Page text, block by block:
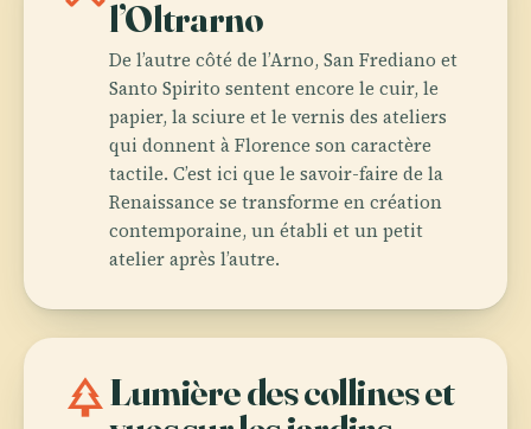
l’Oltrarno
De l’autre côté de l’Arno, San Frediano et
Santo Spirito sentent encore le cuir, le
papier, la sciure et le vernis des ateliers
qui donnent à Florence son caractère
tactile. C’est ici que le savoir-faire de la
Renaissance se transforme en création
contemporaine, un établi et un petit
atelier après l’autre.
parkLumière des collines et